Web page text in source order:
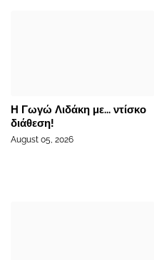
Η Γωγώ Λιδάκη με... ντίσκο
διάθεση!
August 05, 2026